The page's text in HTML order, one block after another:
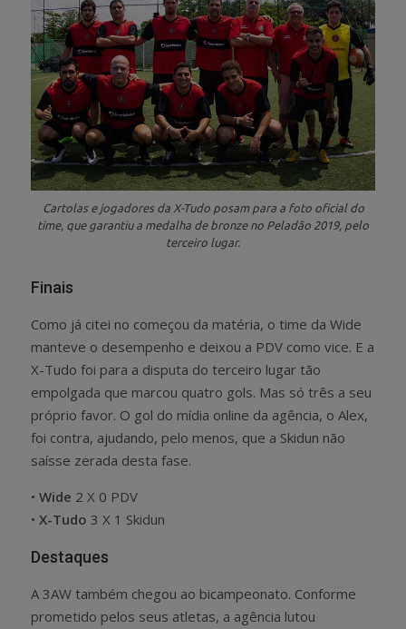
Cartolas e jogadores da X-Tudo posam para a foto oficial do
time, que garantiu a medalha de bronze no Peladão 2019, pelo
terceiro lugar.
Finais
Como já citei no começou da matéria, o time da Wide
manteve o desempenho e deixou a PDV como vice. E a
X-Tudo foi para a disputa do terceiro lugar tão
empolgada que marcou quatro gols. Mas só três a seu
próprio favor. O gol do mídia online da agência, o Alex,
foi contra, ajudando, pelo menos, que a Skidun não
saísse zerada desta fase.
• Wide 2 X 0 PDV
• X-Tudo 3 X 1 Skidun
Destaques
A 3AW também chegou ao bicampeonato. Conforme
prometido pelos seus atletas, a agência lutou